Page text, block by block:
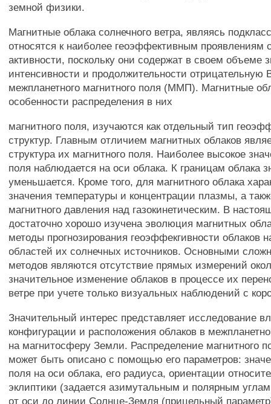
земной физики.
Магнитные облака солнечного ветра, являясь
относятся к наиболее геоэффективным проявлениям
активности, поскольку они содержат в своем объеме
интенсивности и продолжительности отрицательную
межпланетного магнитного поля (ММП). Магнитные
особенности распределения в них
магнитного поля, изучаются как отдельный тип
структур. Главным отличием магнитных облаков
структура их магнитного поля. Наиболее высокое
поля наблюдается на оси облака. К границам облака
уменьшается. Кроме того, для магнитного облака
значения температуры и концентрации плазмы, а
магнитного давления над газокинетическим. В
достаточно хорошо изучена эволюция магнитных
методы прогнозирования геоэффекгивности облаков
областей их солнечных источников. Основными
методов являются отсутствие прямых измерений
значительное изменение облаков в процессе их
ветре при учете только визуальных наблюдений с
Значительный интерес представляет исследование
конфигурации и расположения облаков в
на магнитосферу Земли. Распределение магнитного
может быть описано с помощью его параметров:
поля на оси облака, его радиуса, ориентации
эклиптики (задается азимутальным и полярным
от оси до линии Солнце-Земля (прицельный